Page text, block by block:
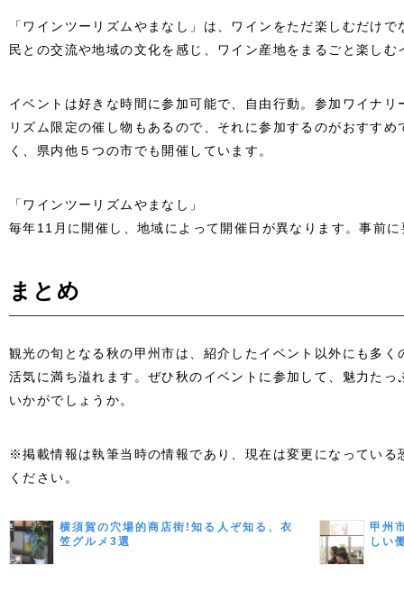
「ワインツーリズムやまなし」は、ワインをただ楽しむだけ
民との交流や地域の文化を感じ、ワイン産地をまるごと楽し
イベントは好きな時間に参加可能で、自由行動。参加ワイナ
リズム限定の催し物もあるので、それに参加するのがおすす
く、県内他５つの市でも開催しています。
「ワインツーリズムやまなし」
毎年11月に開催し、地域によって開催日が異なります。事前
まとめ
観光の旬となる秋の甲州市は、紹介したイベント以外にも多
活気に満ち溢れます。ぜひ秋のイベントに参加して、魅力た
いかがでしょうか。
※掲載情報は執筆当時の情報であり、現在は変更になっている
ください。
横須賀の穴場的商店街!知る人ぞ知る、衣
笠グルメ3選
甲州
しい